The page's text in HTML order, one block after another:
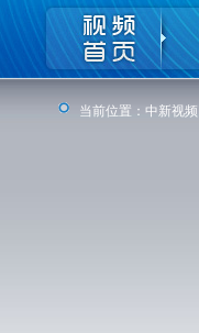
当前位置： 中新视频